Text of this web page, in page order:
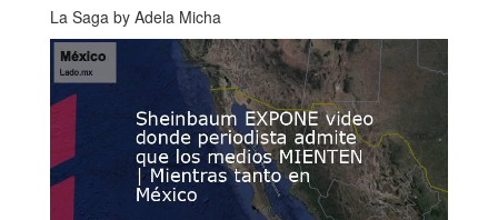
La Saga by Adela Micha